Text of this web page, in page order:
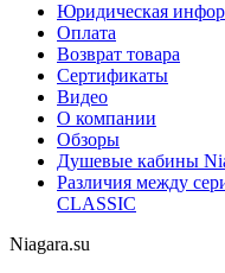
Юридическая
Оплата
Возврат товара
Сертификаты
Видео
О компании
Обзоры
Душевые кабины
Различия между
CLASSIC
Niagara.su